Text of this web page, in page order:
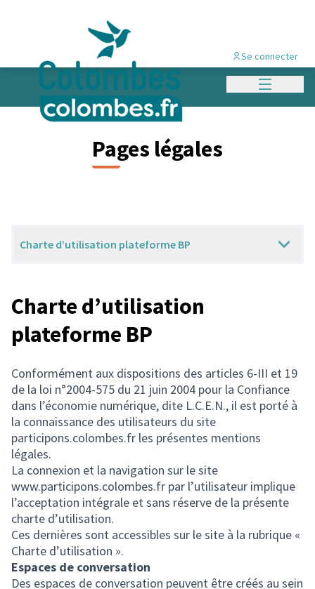
Menu
Se connecter
Pages légales
Charte d’utilisation plateforme BP
Charte d’utilisation
plateforme BP
Conformément aux dispositions des articles 6-III et 19
de la loi n°2004-575 du 21 juin 2004 pour la Confiance
dans l’économie numérique, dite L.C.E.N., il est porté à
la connaissance des utilisateurs du site
participons.colombes.fr les présentes mentions
légales.
La connexion et la navigation sur le site
www.participons.colombes.fr par l’utilisateur implique
l’acceptation intégrale et sans réserve de la présente
charte d’utilisation.
Ces dernières sont accessibles sur le site à la rubrique «
Charte d’utilisation ».
Espaces de conversation
Des espaces de conversation peuvent être créés au sein